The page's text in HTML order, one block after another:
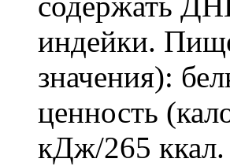
индейки.
значения):
ценность
кДж/265 ккал.